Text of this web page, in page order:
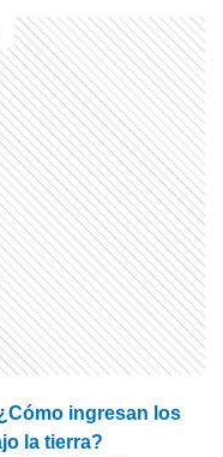
ingresan los
la tierra?